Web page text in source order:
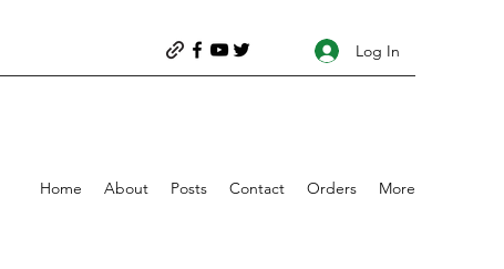
Log In
Home About Posts Contact Orders More